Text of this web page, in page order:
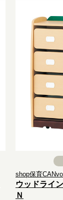
shop保育
ウッドライ
Ｎ